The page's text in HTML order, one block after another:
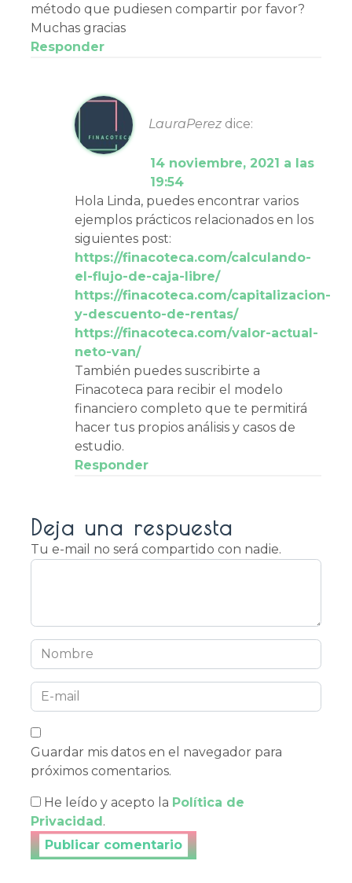
método que pudiesen compartir por favor?
Muchas gracias
Responder
LauraPerez dice:
14 noviembre, 2021 a las
19:54
Hola Linda, puedes encontrar varios
ejemplos prácticos relacionados en los
siguientes post:
https://finacoteca.com/calculando-
el-flujo-de-caja-libre/
https://finacoteca.com/capitalizacion-
y-descuento-de-rentas/
https://finacoteca.com/valor-actual-
neto-van/
También puedes suscribirte a
Finacoteca para recibir el modelo
financiero completo que te permitirá
hacer tus propios análisis y casos de
estudio.
Responder
Deja una respuesta
Tu e-mail no será compartido con nadie.
Guardar mis datos en el navegador para
próximos comentarios.
He leído y acepto la Política de
Privacidad.
Publicar tu comentario